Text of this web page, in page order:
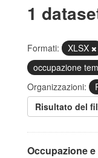
1
Formati: XLSX
occupazione
Organizzazioni:
Risultato del
Occupazione